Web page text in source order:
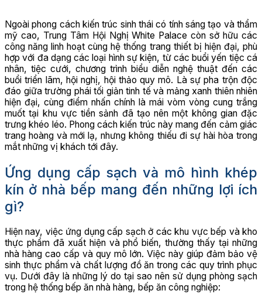
Ngoài phong cách kiến trúc sinh thái có tính sáng tạo và thẩm
mỹ cao, Trung Tâm Hội Nghị White Palace còn sở hữu các
công năng linh hoạt cùng hệ thống trang thiết bị hiện đại, phù
hợp với đa dạng các loại hình sự kiện, từ các buổi yến tiệc cá
nhân, tiệc cưới, chương trình biểu diễn nghệ thuật đến các
buổi triển lãm, hội nghị, hội thảo quy mô. Là sự pha trộn độc
đáo giữa trường phái tối giản tinh tế và mảng xanh thiên nhiên
hiện đại, cùng điểm nhấn chính là mái vòm vòng cung trắng
muốt tại khu vực tiền sảnh đã tạo nên một không gian đặc
trưng khéo léo. Phong cách kiến trúc này mang đến cảm giác
trang hoàng và mới lạ, nhưng không thiếu đi sự hài hòa trong
mắt những vị khách tới đây.
Ứng dụng cấp sạch và mô hình khép
kín ở nhà bếp mang đến những lợi ích
gì?
Hiện nay, việc ứng dụng cấp sạch ở các khu vực bếp và kho
thực phẩm đã xuất hiện và phổ biến, thường thấy tại những
nhà hàng cao cấp và quy mô lớn. Việc này giúp đảm bảo vệ
sinh thực phẩm và chất lượng đồ ăn trong các quy trình phục
vụ. Dưới đây là những lý do tại sao nên sử dụng phòng sạch
trong hệ thống bếp ăn nhà hàng, bếp ăn công nghiệp: